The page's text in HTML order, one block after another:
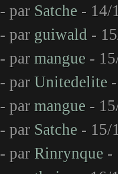
- par Satche - 14/
- par guiwald -
- par mangue -
- par Unitedelite
- par mangue -
- par Satche - 15/
- par Rinrynque -